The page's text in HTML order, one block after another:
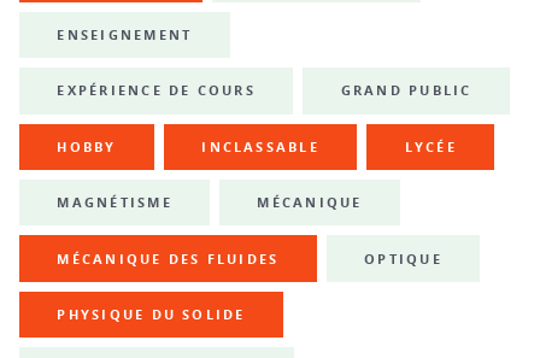
ENSEIGNEMENT
EXPÉRIENCE DE COURS GRAND PUBLIC
HOBBY INCLASSABLE LYCÉE
MAGNÉTISME MÉCANIQUE
MÉCANIQUE DES FLUIDES OPTIQUE
PHYSIQUE DU SOLIDE